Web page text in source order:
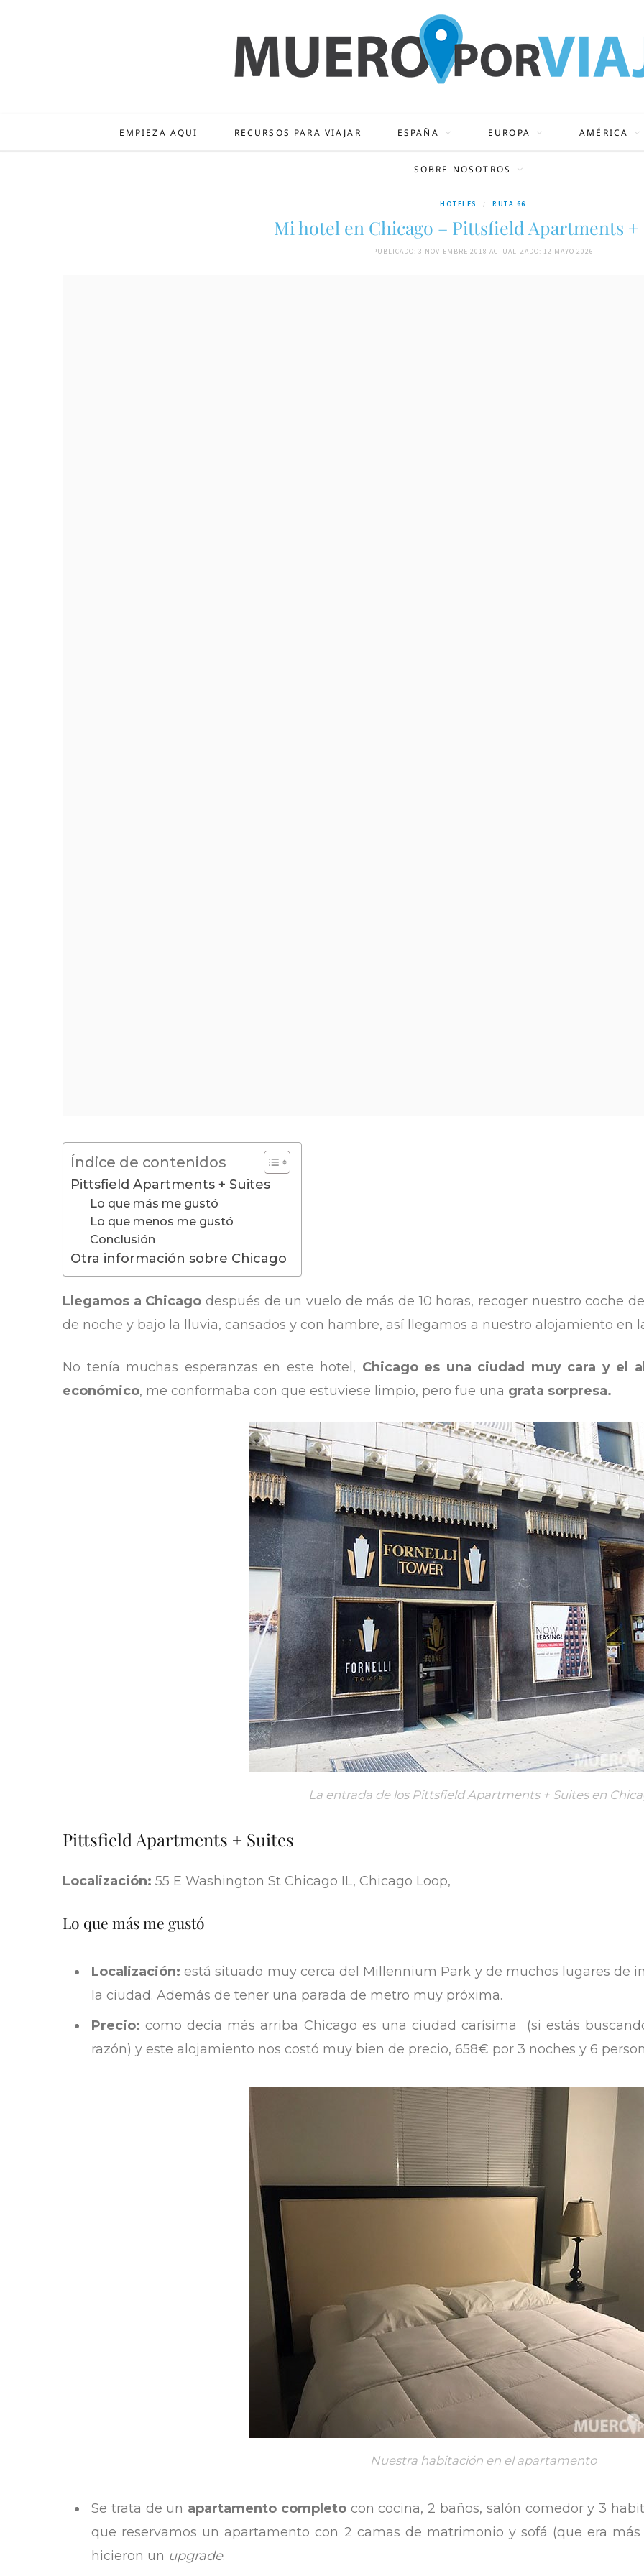
EMPIEZA AQUI RECURSOS PARA VIAJAR ESPAÑA EUROPA AMÉRICA
SOBRE NOSOTROS
HOTELES RUTA 66
Mi hotel en Chicago – Pittsfield Apartments +
PUBLICADO: 3 NOVIEMBRE 2018 ACTUALIZADO: 12 MAYO 2026
Índice de contenidos
Pittsfield Apartments + Suites
Lo que más me gustó
Lo que menos me gustó
Conclusión
Otra información sobre Chicago
Llegamos a Chicago después de un vuelo de más de 10 horas, recoger nuestro coche
de noche y bajo la lluvia, cansados y con hambre, así llegamos a nuestro alojamiento en
No tenía muchas esperanzas en este hotel, Chicago es una ciudad muy cara y el
económico, me conformaba con que estuviese limpio, pero fue una grata sorpresa.
La entrada de los Pittsfield Apartments + Suites en
Pittsfield Apartments + Suites
Localización: 55 E Washington St Chicago IL, Chicago Loop,
Lo que más me gustó
Localización: está situado muy cerca del Millennium Park y de muchos lugares de
la ciudad. Además de tener una parada de metro muy próxima.
Precio: como decía más arriba Chicago es una ciudad carísima (si estás
razón) y este alojamiento nos costó muy bien de precio, 658€ por 3 noches y 6
Nuestra habitación en el apartamento
Se trata de un apartamento completocon cocina, 2 baños, salón comedor y 3
que reservamos un apartamento con 2 camas de matrimonio y sofá (que era
hicieron un upgrade.